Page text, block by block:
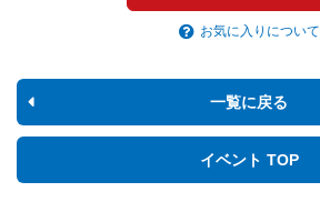
お気に入りについて
一覧に戻る
イベント TOP